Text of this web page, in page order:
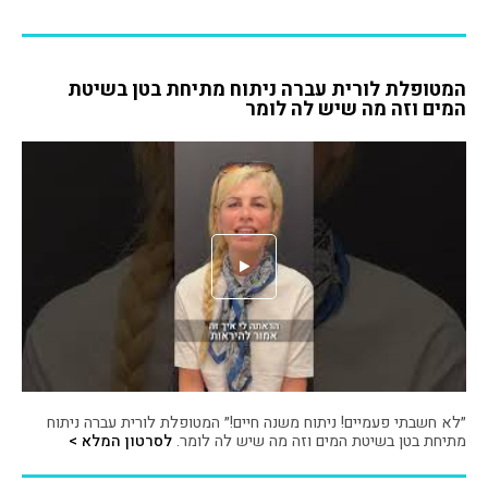
המטופלת לורית עברה ניתוח מתיחת בטן בשיטת
המים וזה מה שיש לה לומר
״לא חשבתי פעמיים! ניתוח משנה חיים!״ המטופלת לורית עברה ניתוח
מתיחת בטן בשיטת המים וזה מה שיש לה לומר.לסרטון המלא >